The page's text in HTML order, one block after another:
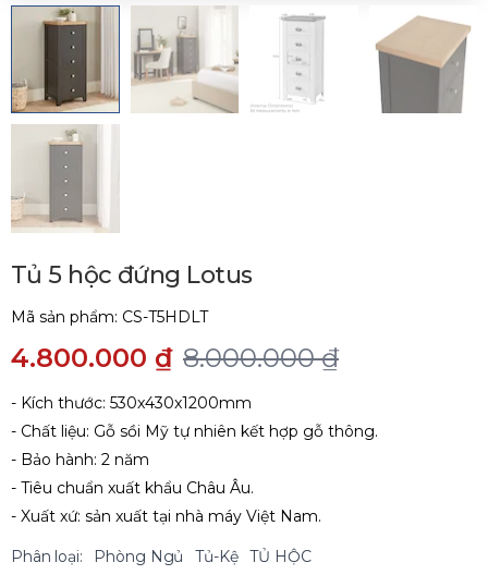
Tủ 5 hộc đứng Lotus
Mã sản phẩm: CS-T5HDLT
4.800.000 ₫ 8.000.000 ₫
- Kích thước: 530x430x1200mm
- Chất liệu: Gỗ sồi Mỹ tự nhiên kết hợp gỗ thông.
- Bảo hành: 2 năm
- Tiêu chuẩn xuất khẩu Châu Âu.
- Xuất xứ: sản xuất tại nhà máy Việt Nam.
Phân loại: Phòng Ngủ Tủ-Kệ TỦ HỘC